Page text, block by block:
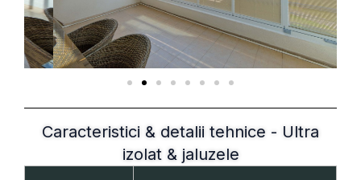
Caracteristici & detalii tehnice - Ultra
izolat & jaluzele